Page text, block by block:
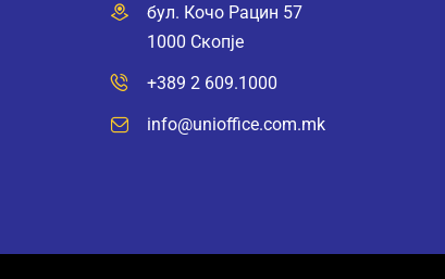
бул. Кочо Рацин 57
1000 Скопје
+389 2 609.1000
info@unioffice.com.mk